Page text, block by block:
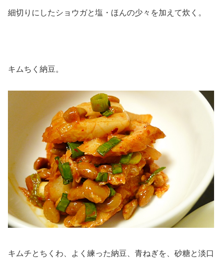
細切りにしたショウガと塩・ほんの少々を加えて炊く。
キムちく納豆。
キムチとちくわ、よく練った納豆、青ねぎを、砂糖と淡口